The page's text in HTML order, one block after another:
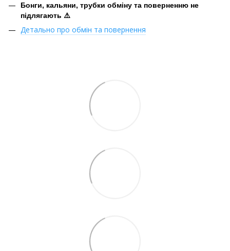
Бонги, кальяни, трубки обміну та поверненню не
підлягають ⚠️
Детально про обмін та повернення